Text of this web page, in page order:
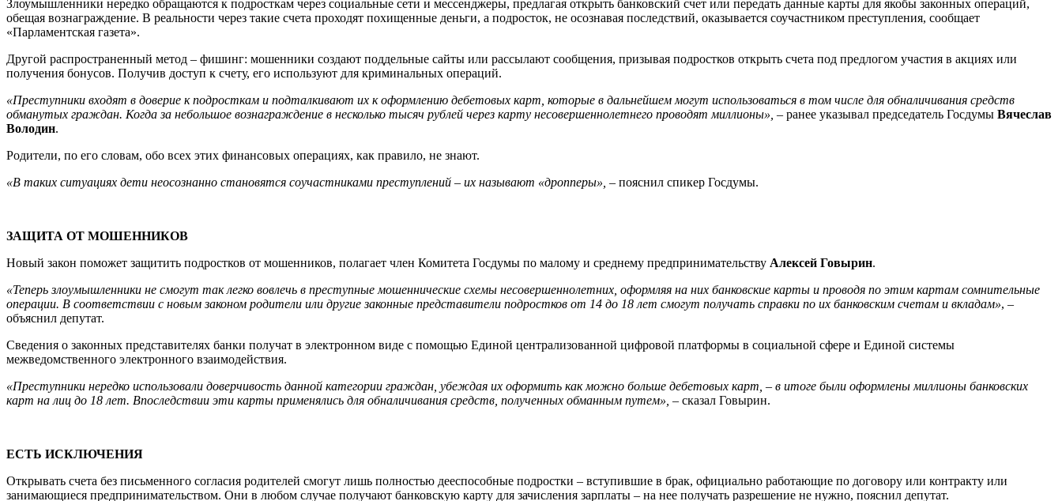
Злоумышленники нередко обращаются к подросткам через социальные сети и мессенджеры, предлагая открыть банковский счет или передать данные карты для якобы законных операций,
обещая вознаграждение. В реальности через такие счета проходят похищенные деньги, а подросток, не осознавая последствий, оказывается соучастником преступления, сообщает
«Парламентская газета».
Другой распространенный метод – фишинг: мошенники создают поддельные сайты или рассылают сообщения, призывая подростков открыть счета под предлогом участия в акциях или
получения бонусов. Получив доступ к счету, его используют для криминальных операций.
«Преступники входят в доверие к подросткам и подталкивают их к оформлению дебетовых карт, которые в дальнейшем могут использоваться в том числе для обналичивания средств
обманутых граждан. Когда за небольшое вознаграждение в несколько тысяч рублей через карту несовершеннолетнего проводят миллионы», – ранее указывал председатель Госдумы Вячеслав
Володин.
Родители, по его словам, обо всех этих финансовых операциях, как правило, не знают.
«В таких ситуациях дети неосознанно становятся соучастниками преступлений – их называют «дропперы», – пояснил спикер Госдумы.
ЗАЩИТА ОТ МОШЕННИКОВ
Новый закон поможет защитить подростков от мошенников, полагает член Комитета Госдумы по малому и среднему предпринимательству Алексей Говырин.
«Теперь злоумышленники не смогут так легко вовлечь в преступные мошеннические схемы несовершеннолетних, оформляя на них банковские карты и проводя по этим картам сомнительные
операции. В соответствии с новым законом родители или другие законные представители подростков от 14 до 18 лет смогут получать справки по их банковским счетам и вкладам», –
объяснил депутат.
Сведения о законных представителях банки получат в электронном виде с помощью Единой централизованной цифровой платформы в социальной сфере и Единой системы
межведомственного электронного взаимодействия.
«Преступники нередко использовали доверчивость данной категории граждан, убеждая их оформить как можно больше дебетовых карт, – в итоге были оформлены миллионы банковских
карт на лиц до 18 лет. Впоследствии эти карты применялись для обналичивания средств, полученных обманным путем», – сказал Говырин.
ЕСТЬ ИСКЛЮЧЕНИЯ
Открывать счета без письменного согласия родителей смогут лишь полностью дееспособные подростки – вступившие в брак, официально работающие по договору или контракту или
занимающиеся предпринимательством. Они в любом случае получают банковскую карту для зачисления зарплаты – на нее получать разрешение не нужно, пояснил депутат.